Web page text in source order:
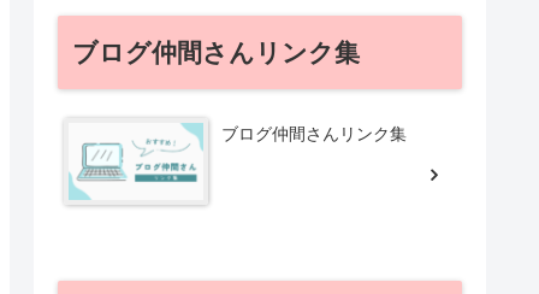
ブログ仲間さんリンク集
ブログ仲間さんリンク集